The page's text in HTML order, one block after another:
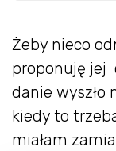
Żeby nieco
proponuję jej
danie wyszło
kiedy to
miałam